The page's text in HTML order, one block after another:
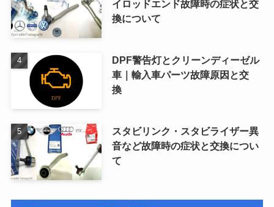
イロッドエンド故障時の症状と交
換について
DPF警告灯とクリーンディーゼル
車｜輸入車パーツ故障原因と交
換
スタビリンク・スタビライザー異
音など故障時の症状と交換につい
て